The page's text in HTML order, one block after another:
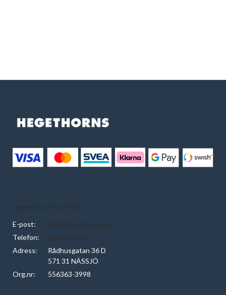
Hegethorns Foto AB
E-post:
info@hegethorns.se
Telefon:
0380-10928
Adress:
Rådhusgatan 36 D
571 31 NÄSSJÖ
Org.nr:
556363-3998